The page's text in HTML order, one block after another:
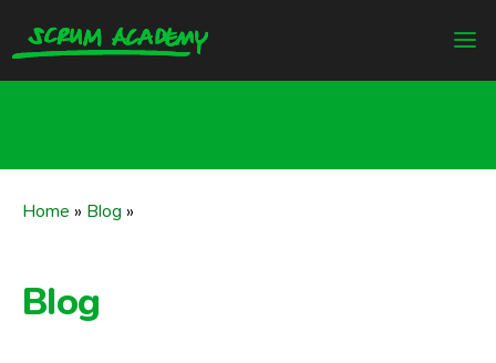
Home » Blog »
Blog